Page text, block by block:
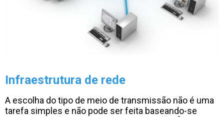
Infraestrutura de rede
A escolha do tipo de meio de transmissão não é uma
tarefa simples e não pode ser feita baseando-se